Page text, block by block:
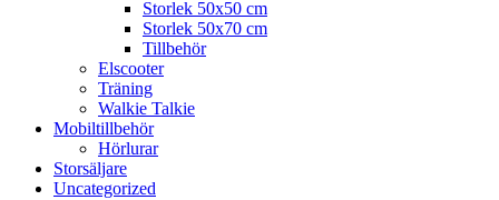
Storlek 50x50 cm
Storlek 50x70 cm
Tillbehör
Elscooter
Träning
Walkie Talkie
Mobiltillbehör
Hörlurar
Storsäljare
Uncategorized